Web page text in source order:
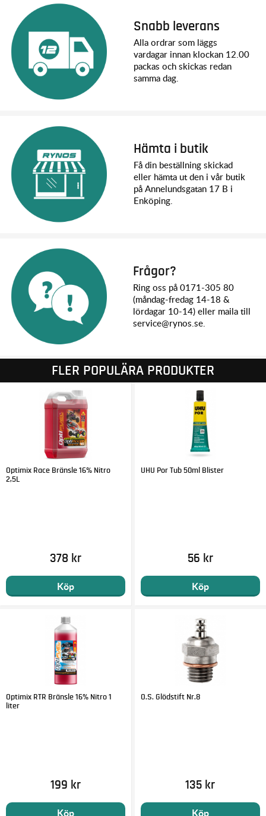
Snabb leverans
Alla ordrar som läggs
vardagar innan klockan 12.00
packas och skickas redan
samma dag.
Hämta i butik
Få din beställning skickad
eller hämta ut den i vår butik
på Annelundsgatan 17 B i
Enköping.
Frågor?
Ring oss på 0171-305 80
(måndag-fredag 14-18 &
lördagar 10-14) eller maila till
service@rynos.se.
FLER POPULÄRA PRODUKTER
Optimix Race Bränsle 16% Nitro
2,5L
378 kr
Köp
UHU Por Tub 50ml Blister
56 kr
Köp
Optimix RTR Bränsle 16% Nitro 1
liter
199 kr
Köp
O.S. Glödstift Nr.8
135 kr
Köp